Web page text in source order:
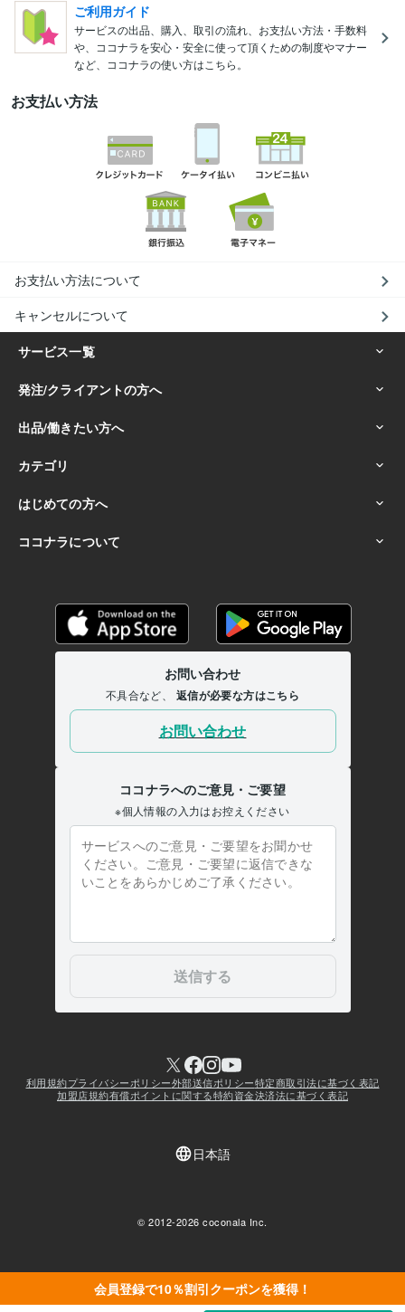
会員登録で10％割引クーポンを獲得！
ご利用ガイド
サービスの出品、購入、取引の流れ、お支払い方法・手数料
や、ココナラを安心・安全に使って頂くための制度やマナー
など、ココナラの使い方はこちら。
お支払い方法
お支払い方法について
キャンセルについて